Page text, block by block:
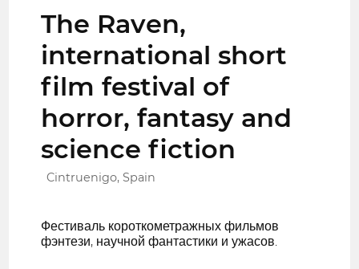
The Raven,
international short
film festival of
horror, fantasy and
science fiction
Cintruenigo, Spain
Фестиваль короткометражных фильмов
фэнтези, научной фантастики и ужасов.